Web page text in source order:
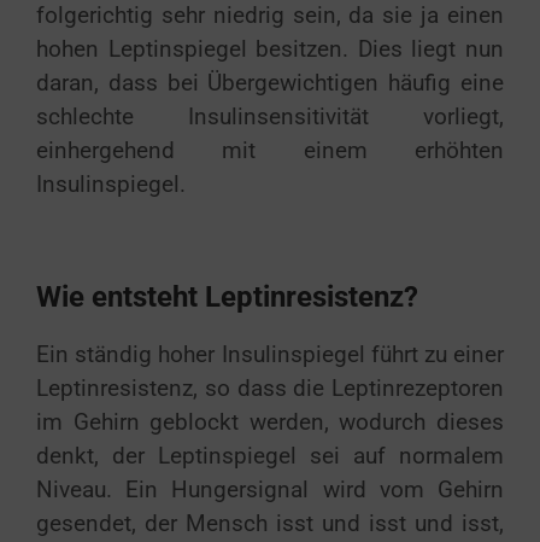
folgerichtig sehr niedrig sein, da sie ja einen
hohen Leptinspiegel besitzen. Dies liegt nun
daran, dass bei Übergewichtigen häufig eine
schlechte Insulinsensitivität vorliegt,
einhergehend mit einem erhöhten
Insulinspiegel.
Wie entsteht Leptinresistenz?
Ein ständig hoher Insulinspiegel führt zu einer
Leptinresistenz, so dass die Leptinrezeptoren
im Gehirn geblockt werden, wodurch dieses
denkt, der Leptinspiegel sei auf normalem
Niveau. Ein Hungersignal wird vom Gehirn
gesendet, der Mensch isst und isst und isst,